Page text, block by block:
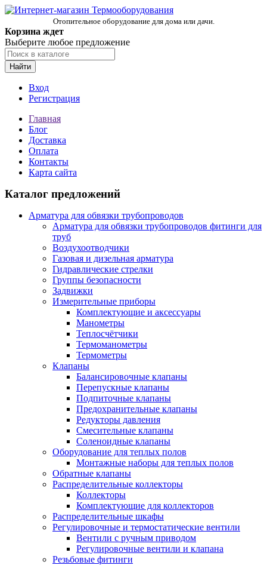
Отопительное оборудование для дома или дачи.
Корзина ждет
Выберите любое предложение
Найти
Вход
Регистрация
Главная
Блог
Доставка
Оплата
Контакты
Карта сайта
Каталог предложений
Арматура для обвязки трубопроводов
Арматура для обвязки трубопроводов фитинги для
труб
Воздухоотводчики
Газовая и дизельная арматура
Гидравлические стрелки
Группы безопасности
Задвижки
Измерительные приборы
Комплектующие и аксессуары
Манометры
Теплосчётчики
Термоманометры
Термометры
Клапаны
Балансировочные клапаны
Перепускные клапаны
Подпиточные клапаны
Предохранительные клапаны
Редукторы давления
Смесительные клапаны
Соленоидные клапаны
Оборудование для теплых полов
Монтажные наборы для теплых полов
Обратные клапаны
Распределительные коллекторы
Коллекторы
Комплектующие для коллекторов
Распределительные шкафы
Регулировочные и термостатические вентили
Вентили с ручным приводом
Регулировочные вентили и клапана
Резьбовые фитинги